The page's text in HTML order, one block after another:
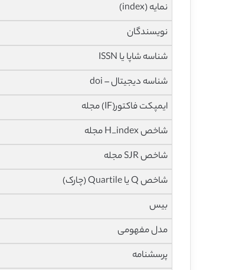
نمایه (index)
نویسندگان
شناسه شاپا یا ISSN
شناسه دیجیتال – doi
ایمپکت فاکتور(IF) مجله
شاخص H_index مجله
شاخص SJR مجله
شاخص Q یا Quartile (چارک)
بیس
مدل مفهومی
پرسشنامه